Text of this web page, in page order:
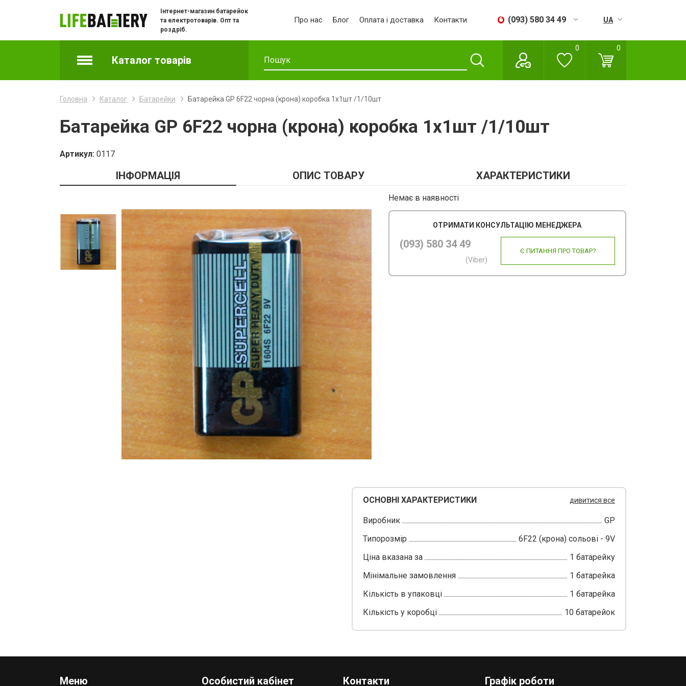
Інтернет-магазин батарейок
та електротоварів. Опт та
роздріб.
Про нас Блог Оплата і доставка Контакти (093) 580 34 49
Пн - Сб:
09:00 - 18:00
Нд: Вихідний
UA
Каталог товарів
Зарядні пристрої
Кабелі
Компакт-диски CD/DVD
Всі розділи
0 0
Головна Каталог Батарейки Батарейка GP 6F22 чорна (крона) коробка 1х1шт /1/10шт
Батарейка GP 6F22 чорна (крона) коробка 1х1шт /1/10шт
Артикул: 0117
ІНФОРМАЦІЯ ОПИС ТОВАРУ ХАРАКТЕРИСТИКИ
Немає в наявності
ОТРИМАТИ КОНСУЛЬТАЦІЮ МЕНЕДЖЕРА
(093) 580 34 49
(Viber)
Є ПИТАННЯ ПРО ТОВАР?
ОСНОВНІ ХАРАКТЕРИСТИКИ дивитися все
Виробник
GP
Типорозмір
6F22 (крона) сольові - 9V
Ціна вказана за
1 батарейку
Мінімальне замовлення
1 батарейка
Кількість в упаковці
1 батарейка
Кількість у коробці
10 батарейок
Меню Особистий кабінет Контакти Графік роботи